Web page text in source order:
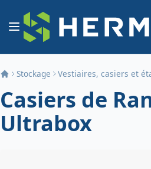
Aller au contenu
Affichage navigation
Stockage Vestiaires, casiers et
Casiers de
Ultrabox